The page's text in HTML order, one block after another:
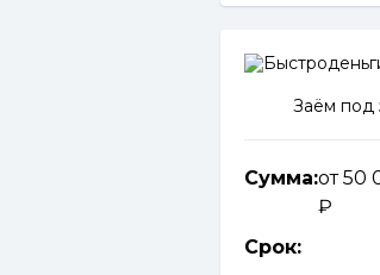
Заём под
Сумма:от 50
Срок: